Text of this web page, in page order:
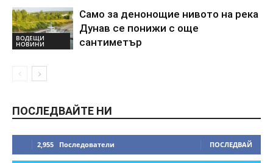
ВОДЕЩИ
НОВИНИ
Само за денонощие нивото на река
Дунав се понижи с още
сантиметър
ПОСЛЕДВАЙТЕ НИ
2,955 Последователи ПОСЛЕДВАЙ